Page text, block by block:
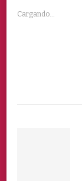
Cargando...